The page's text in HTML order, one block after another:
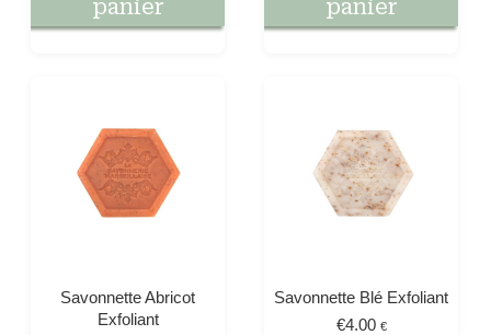
panier
panier
Savonnette Abricot
Exfoliant
Savonnette Blé Exfoliant
€4.00 €